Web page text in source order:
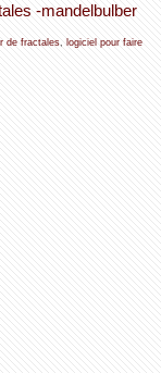
-mandelbulber
de fractales, logiciel pour faire